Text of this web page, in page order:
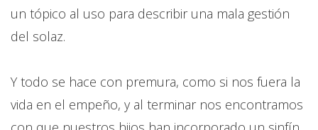
un tópico al uso para describir una mala gestión
del solaz.
Y todo se hace con premura, como si nos fuera la
vida en el empeño, y al terminar nos encontramos